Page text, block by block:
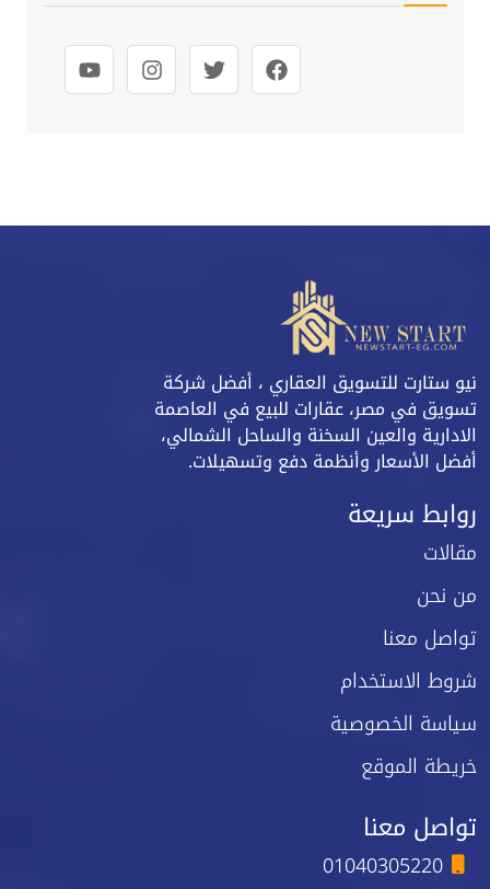
نيو ستارت للتسويق العقاري ، أفضل شركة
تسويق في مصر، عقارات للبيع في العاصمة
الادارية والعين السخنة والساحل الشمالي،
أفضل الأسعار وأنظمة دفع وتسهيلات.
روابط سريعة
مقالات
من نحن
تواصل معنا
شروط الاستخدام
سياسة الخصوصية
خريطة الموقع
تواصل معنا
01040305220